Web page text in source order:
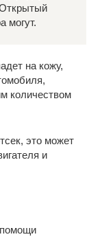
могут.
на кожу,
количеством
это может
и
помощи